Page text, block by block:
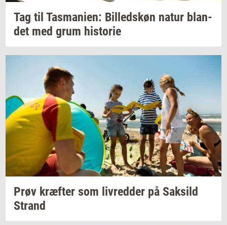
Tag til Tas­ma­ni­en: Bil­leds­køn natur blan­
det med grum hi­sto­rie
Prøv kræf­ter som liv­red­der på Sak­sild
Strand